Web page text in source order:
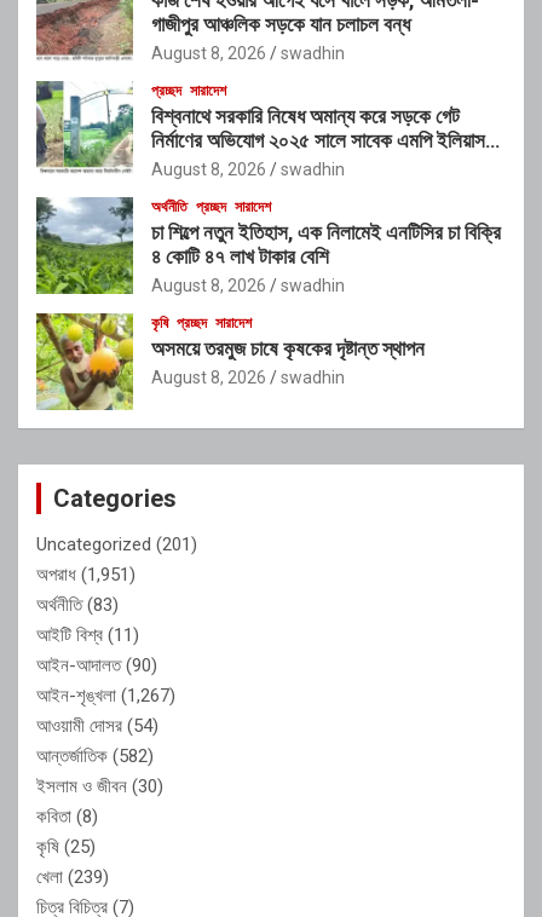
গাজীপুর আঞ্চলিক সড়কে যান চলাচল বন্ধ
August 8, 2026 swadhin
প্রচ্ছদ সারাদেশ
বিশ্বনাথে সরকারি নিষেধ অমান্য করে সড়কে গেট
নির্মাণের অভিযোগ ২০২৫ সালে সাবেক এমপি ইলিয়াস
আলীর নামে নামফলক স্থাপনের অভিযোগ
August 8, 2026 swadhin
অর্থনীতি প্রচ্ছদ সারাদেশ
চা শিল্পে নতুন ইতিহাস, এক নিলামেই এনটিসির চা বিক্রি
৪ কোটি ৪৭ লাখ টাকার বেশি
August 8, 2026 swadhin
কৃষি প্রচ্ছদ সারাদেশ
অসময়ে তরমুজ চাষে কৃষকের দৃষ্টান্ত স্থাপন
August 8, 2026 swadhin
Categories
Uncategorized (201)
অপরাধ (1,951)
অর্থনীতি(83)
আইটি বিশ্ব (11)
আইন-আদালত(90)
আইন-শৃঙ্খলা (1,267)
আওয়ামী দোসর (54)
আন্তর্জাতিক (582)
ইসলাম ও জীবন (30)
কবিতা (8)
কৃষি (25)
খেলা (239)
চিত্র বিচিত্র (7)